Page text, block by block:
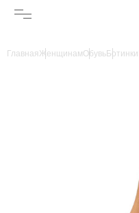
ГлавнаяЖенщинамОбувьБотинки